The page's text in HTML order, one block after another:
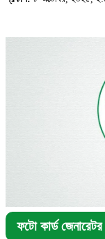
ফটো কার্ড জেনারেটর